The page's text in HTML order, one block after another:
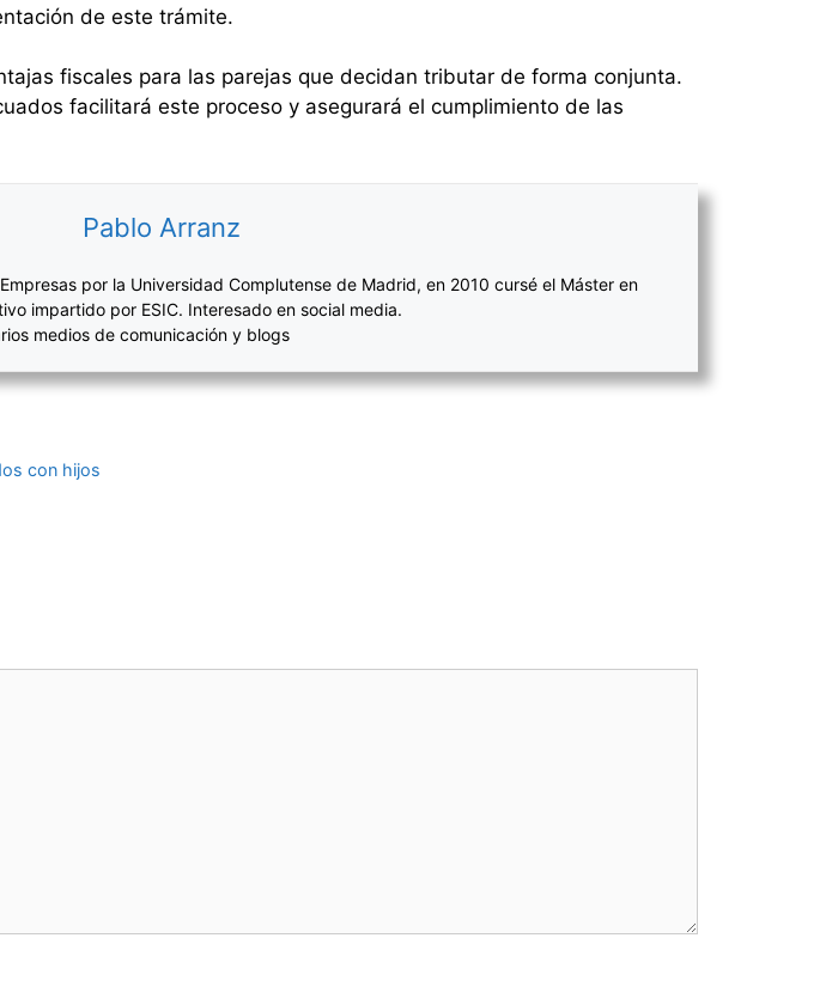
de este trámite.
fiscales para las parejas que decidan tributar de forma conjunta.
facilitará este proceso y asegurará el cumplimiento de las
Pablo Arranz
por la Universidad Complutense de Madrid, en 2010 cursé el Máster en
impartido por ESIC. Interesado en social media.
medios de comunicación y blogs
con hijos